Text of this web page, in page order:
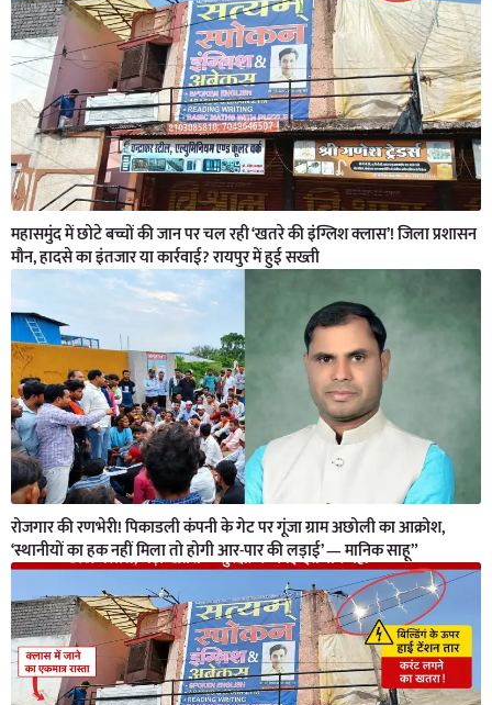
महासमुंद में छोटे बच्चों की जान पर चल रही ‘खतरे की इंग्लिश क्लास’! जिला प्रशासन
मौन, हादसे का इंतजार या कार्रवाई? रायपुर में हुई सख्ती
रोजगार की रणभेरी! पिकाडली कंपनी के गेट पर गूंजा ग्राम अछोली का आक्रोश,
‘स्थानीयों का हक नहीं मिला तो होगी आर-पार की लड़ाई’ — मानिक साहू”